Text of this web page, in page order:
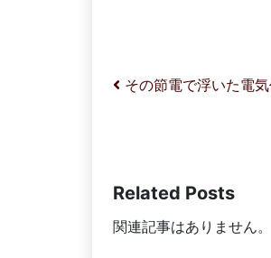
投稿ナビ
その節電で浮いた電
Related Posts
関連記事はありません。